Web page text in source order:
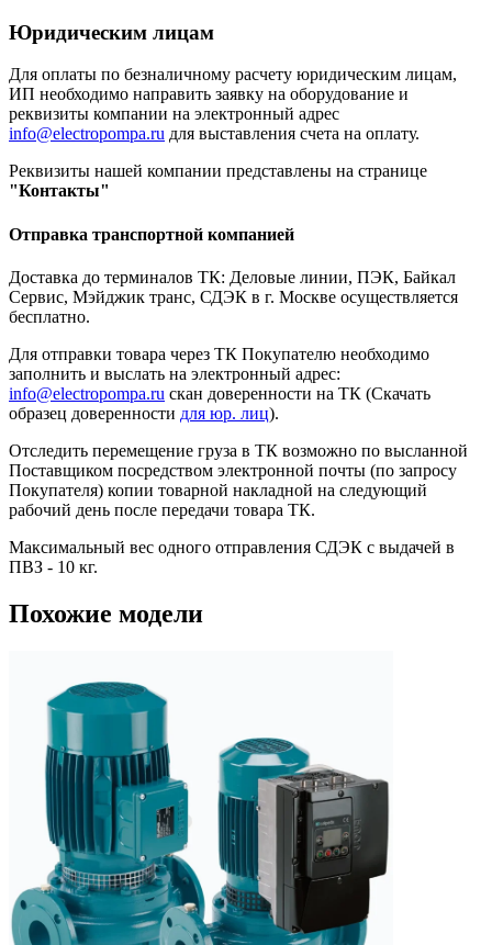
Юридическим лицам
Для оплаты по безналичному расчету юридическим лицам,
ИП необходимо направить заявку на оборудование и
реквизиты компании на электронный адрес
info@electropompa.ru для выставления счета на оплату.
Реквизиты нашей компании представлены на странице
"Контакты"
Отправка транспортной компанией
Доставка до терминалов ТК: Деловые линии, ПЭК, Байкал
Сервис, Мэйджик транс, СДЭК в г. Москве осуществляется
бесплатно.
Для отправки товара через ТК Покупателю необходимо
заполнить и выслать на электронный адрес:
info@electropompa.ru скан доверенности на ТК (Скачать
образец доверенности для юр. лиц).
Отследить перемещение груза в ТК возможно по высланной
Поставщиком посредством электронной почты (по запросу
Покупателя) копии товарной накладной на следующий
рабочий день после передачи товара ТК.
Максимальный вес одного отправления СДЭК с выдачей в
ПВЗ - 10 кг.
Похожие модели